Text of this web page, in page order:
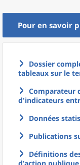
Pour en savoir
Dossier
tableaux sur le
Comparateur
d'indicateurs
Données
Publications
Définitions